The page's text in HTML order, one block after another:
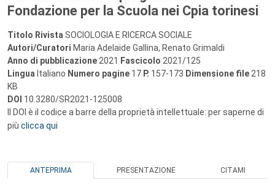
Fondazione per la Scuola nei Cpia torinesi
Titolo Rivista SOCIOLOGIA E RICERCA SOCIALE
Autori/Curatori Maria Adelaide Gallina, Renato Grimaldi
Anno di pubblicazione 2021 Fascicolo 2021/125
Lingua Italiano Numero pagine 17 P. 157-173 Dimensione file 218
KB
DOI 10.3280/SR2021-125008
Il DOI è il codice a barre della proprietà intellettuale: per saperne di
più clicca qui
ANTEPRIMA PRESENTAZIONE CITAMI